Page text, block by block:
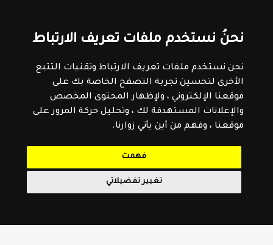
نحنُ نستخدم ملفات تعريف الارتباط
نحن نستخدم ملفات تعريف الارتباط وتقنيات التتبع
الأخرى لتحسين تجربة التصفح الخاصة بك على
موقعنا الإلكتروني ، ولإظهار المحتوى المخصص
والإعلانات المستهدفة لك ، وتحليل حركة المرور على
موقعنا ، وفهم من أين يأتي زوارنا.
فهمت
تغيير تفضيلاتي